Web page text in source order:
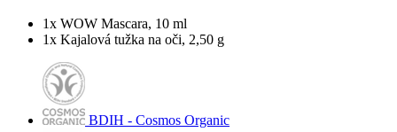
1x WOW Mascara, 10 ml
1x Kajalová tužka na oči, 2,50 g
BDIH - Cosmos Organic